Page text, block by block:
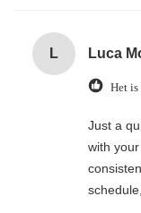
L Luca
Het
Just a
with